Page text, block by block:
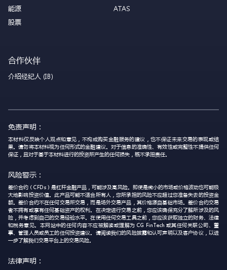
能源
股票
ATAS
合作伙伴
介绍经纪人 (IB)
免责声明：
本材料仅反映个人观点和意见，不构成购买金融服务的建议，也不保证未来交易的表现或结
果。请勿将本材料视为任何形式的金融建议。对于信息的准确性、有效性或完整性不提供任何
保证，且对于基于本材料进行的投资所产生的任何损失，概不承担责任。
风险警示：
差价合约（CFDs）是杠杆金融产品，可能涉及高风险。即使是微小的市场或价格波动也可能极
大地影响投资价值。此产品可能不适合所有人，您所承担的风险不应超过您准备失去的投资金
额。差价合约不在任何交易所交易，而是场外交易产品，其价格源自基础市场。差价合约交易
者不拥有或享有任何基础资产的权利。在决定进行交易之前，您应该确保充分了解所涉及的风
险，并考虑到自己的交易经验水平。在使用任何交易工具之前，您应该获取独立的财务、法律
和税务意见。本网站中的任何内容不应被解读或理解为 CG FinTech 或其任何关联公司、董
事、管理人员或员工的任何投资建议。请阅读我们的风险披露和认可声明以及客户协议，以进
一步了解我们交易平台上的交易风险。
法律声明：